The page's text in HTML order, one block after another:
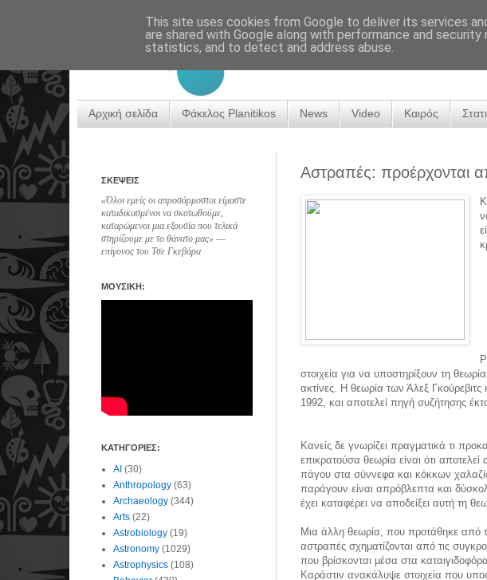
Αρχική σελίδα Φάκελος Planitikos News Video Καιρός
Αστραπές: προέρχονται
στοιχεία για να υποστηρίξουν τη
ακτίνες. Η θεωρία των Άλεξ
1992, και αποτελεί πηγή συζήτησης
Κανείς δε γνωρίζει πραγματικά τι
επικρατούσα θεωρία είναι ότι
πάγου στα σύννεφα και κόκκων
παράγουν είναι απρόβλεπτα και
έχει καταφέρει να αποδείξει αυτή τη
Μια άλλη θεωρία, που προτάθηκε από
αστραπές σχηματίζονται από τις
που βρίσκονται μέσα στα
Καράστιν ανακάλυψε στοιχεία που
ΣΚΕΨΕΙΣ
«Όλοι εμείς οι απροσάρμοστοι είμαστε
καταδικασμένοι να σκοτωθούμε,
καταρώμενοι μια εξουσία που τελικά
στηρίζουμε με το θάνατο μας» ―
επίγονος του Τσε Γκεβάρα
ΜΟΥΣΙΚΗ:
ΚΑΤΗΓΟΡΙΕΣ:
AI (30)
Anthropology (63)
Archaeology (344)
Arts (22)
Astrobiology (19)
Astronomy (1029)
Astrophysics (108)
This site uses cookies from Google to deliver its services
are shared with Google along with performance and
statistics, and to detect and address abuse.